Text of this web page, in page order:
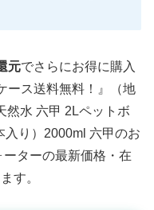
元でさらにお得に購入
ース送料無料！』（地
然水 六甲 2Lペットボ
入り）2000ml 六甲のお
ターの最新価格・在
す。